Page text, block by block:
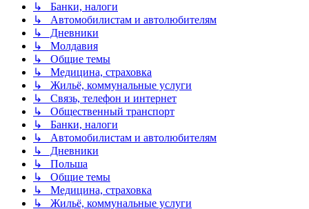
↳ Банки, налоги
↳ Автомобилистам и автолюбителям
↳ Дневники
↳ Молдавия
↳ Общие темы
↳ Медицина, страховка
↳ Жильё, коммунальные услуги
↳ Связь, телефон и интернет
↳ Общественный транспорт
↳ Банки, налоги
↳ Автомобилистам и автолюбителям
↳ Дневники
↳ Польша
↳ Общие темы
↳ Медицина, страховка
↳ Жильё, коммунальные услуги